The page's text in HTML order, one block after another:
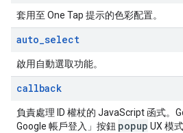
套用至 One Tap 提示的色彩配置。
auto_select
啟用自動選取功能。
callback
負責處理 ID 權杖的 JavaScript 函式。
Google 帳戶登入」按鈕 popup UX 模